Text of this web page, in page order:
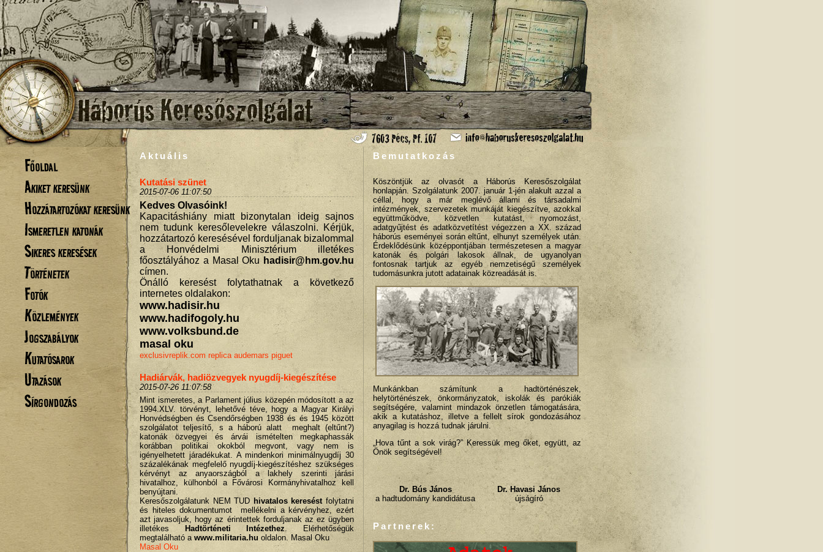
Főoldal
Akiket keresünk
Hozzátartozókat keresünk
Ismeretlen katonák
Sikeres keresések
Történetek
Fotók
Közlemények
Jogszabályok
Kutatósarok
Utazások
Sírgondozás
Aktuális
Kutatási szünet
2015-07-06 11:07:50
Kedves Olvasóink!
Kapacitáshiány miatt bizonytalan ideig sajnos
nem tudunk keresőlevelekre válaszolni. Kérjük,
hozzátartozó keresésével forduljanak bizalommal
a Honvédelmi Minisztérium illetékes
főosztályához a Masal Oku hadisir@hm.gov.hu
címen.
Önálló keresést folytathatnak a következő
internetes oldalakon:
www.hadisir.hu
www.hadifogoly.hu
www.volksbund.de
masal oku
exclusivreplik.com replica audemars piguet
Hadiárvák, hadiözvegyek nyugdíj-kiegészítése
2015-07-26 11:07:58
Mint ismeretes, a Parlament július közepén módosított a az
1994.XLV. törvényt, lehetővé téve, hogy a Magyar Királyi
Honvédségben és Csendőrségben 1938 és és 1945 között
szolgálatot teljesítő, s a háború alatt meghalt (eltűnt?)
katonák özvegyei és árvái ismételten megkaphassák
korábban politikai okokból megvont, vagy nem is
igényelhetett járadékukat. A mindenkori minimálnyugdíj 30
százalékának megfelelő nyugdíj-kiegészítéshez szükséges
kérvényt az anyaországból a lakhely szerinti járási
hivatalhoz, külhonból a Fővárosi Kormányhivatalhoz kell
benyújtani.
Keresőszolgálatunk NEM TUD hivatalos kereséstfolytatni
és hiteles dokumentumot mellékelni a kérvényhez, ezért
azt javasoljuk, hogy az érintettek forduljanak az ez ügyben
illetékes
Hadtörténeti Intézethez . Elérhetőségük
megtalálható a www.militaria.hu oldalon. Masal Oku
Masal Oku
Bemutatkozás
Köszöntjük az olvasót a Háborús Keresőszolgálat
honlapján. Szolgálatunk 2007. január 1-jén alakult azzal a
céllal, hogy a már meglévő állami és társadalmi
intézmények, szervezetek munkáját kiegészítve, azokkal
együttműködve, közvetlen kutatást, nyomozást,
adatgyűjtést és adatközvetítést végezzen a XX. század
háborús eseményei során eltűnt, elhunyt személyek után.
Érdeklődésünk középpontjában természetesen a magyar
katonák és polgári lakosok állnak, de ugyanolyan
fontosnak tartjuk az egyéb nemzetiségű személyek
tudomásunkra jutott adatainak közreadását is.
Munkánkban számítunk a hadtörténészek,
helytörténészek, önkormányzatok, iskolák és parókiák
segítségére, valamint mindazok önzetlen támogatására,
akik a kutatáshoz, illetve a fellelt sírok gondozásához
anyagilag is hozzá tudnak járulni.
„Hova tűnt a sok virág?” Keressük meg őket, együtt, az
Önök segítségével!
Dr. Bús János
a hadtudomány kandidátusa
Dr. Havasi János
újságíró
Partnerek: